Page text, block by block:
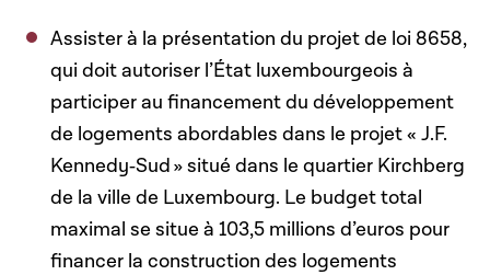
Assister à la présentation du projet de loi 8658,
qui doit autoriser l’État luxembourgeois à
participer au financement du développement
de logements abordables dans le projet « J.F.
Kennedy‑Sud»situé dans le quartier Kirchberg
de la ville de Luxembourg. Le budget total
maximal se situe à 103,5 millions d’euros pour
financer la construction des logements